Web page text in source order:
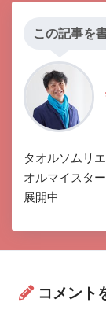
この記事を
タオルソムリ
オルマイスタ
展開中
コメント